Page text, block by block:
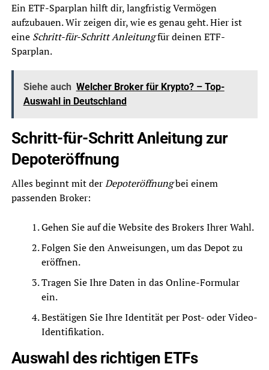
Ein ETF-Sparplan hilft dir, langfristig Vermögen
aufzubauen. Wir zeigen dir, wie es genau geht. Hier ist
eine Schritt-für-Schritt Anleitungfür deinen ETF-
Sparplan.
Siehe auch Welcher Broker für Krypto? – Top-
Auswahl in Deutschland
Schritt-für-Schritt Anleitung zur
Depoteröffnung
Alles beginnt mit derDepoteröffnungbei einem
passenden Broker:
Gehen Sie auf die Website des Brokers Ihrer Wahl.
Folgen Sie den Anweisungen, um das Depot zu
eröffnen.
Tragen Sie Ihre Daten in das Online-Formular
ein.
Bestätigen Sie Ihre Identität per Post- oder Video-
Identifikation.
Auswahl des richtigen ETFs